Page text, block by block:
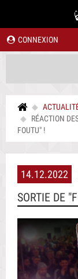
CONNEXION
RÉACTION
FOUTU" !
14.12.2022
SORTIE DE